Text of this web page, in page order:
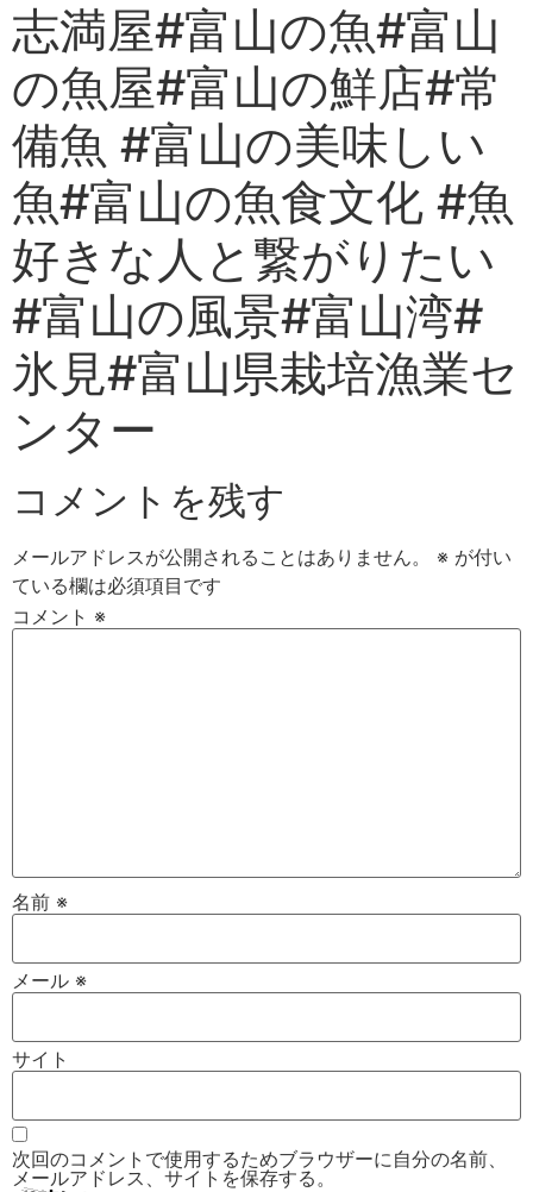
志満屋#富山の魚#富山
の魚屋#富山の鮮店#常
備魚 #富山の美味しい
魚#富山の魚食文化 #魚
好きな人と繋がりたい
#富山の風景#富山湾#
氷見#富山県栽培漁業セ
ンター
コメントを残す
メールアドレスが公開されることはありません。 ※ が付い
ている欄は必須項目です
コメント ※
名前 ※
メール ※
サイト
次回のコメントで使用するためブラウザーに自分の名前、
メールアドレス、サイトを保存する。